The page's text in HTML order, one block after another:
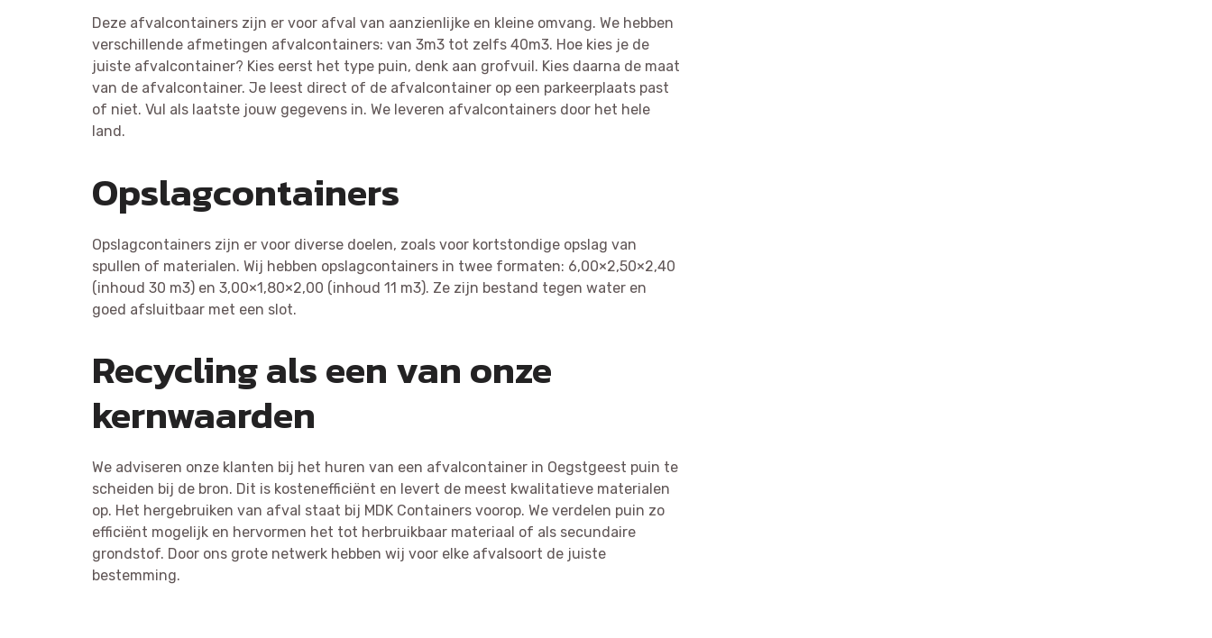
Deze afvalcontainers zijn er voor afval van aanzienlijke en kleine omvang. We hebben
verschillende afmetingen afvalcontainers: van 3m3 tot zelfs 40m3. Hoe kies je de
juiste afvalcontainer? Kies eerst het type puin, denk aan grofvuil. Kies daarna de maat
van de afvalcontainer. Je leest direct of de afvalcontainer op een parkeerplaats past
of niet. Vul als laatste jouw gegevens in. We leveren afvalcontainers door het hele
land.
Opslagcontainers
Opslagcontainers zijn er voor diverse doelen, zoals voor kortstondige opslag van
spullen of materialen. Wij hebben opslagcontainers in twee formaten: 6,00×2,50×2,40
(inhoud 30 m3) en 3,00×1,80×2,00 (inhoud 11 m3). Ze zijn bestand tegen water en
goed afsluitbaar met een slot.
Recycling als een van onze
kernwaarden
We adviseren onze klanten bij het huren van een afvalcontainer in Oegstgeest puin te
scheiden bij de bron. Dit is kostenefficiënt en levert de meest kwalitatieve materialen
op. Het hergebruiken van afval staat bij MDK Containers voorop. We verdelen puin zo
efficiënt mogelijk en hervormen het tot herbruikbaar materiaal of als secundaire
grondstof. Door ons grote netwerk hebben wij voor elke afvalsoort de juiste
bestemming.